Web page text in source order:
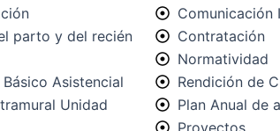
parto y del recién
Asistencial
Unidad
Comunicación
Contratación
Normatividad
Rendición de
Plan Anual de
Proyectos